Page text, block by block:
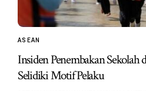
ASEAN
Insiden Penembakan Sekolah
Selidiki Motif Pelaku